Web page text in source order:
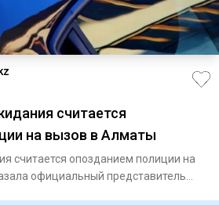
считается
на вызов в Алматы
считается опозданием полиции на
официальный представитель